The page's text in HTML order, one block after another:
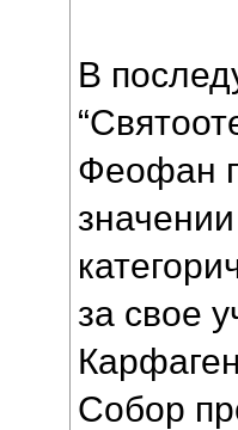
В
Феофан
за свое
Собор